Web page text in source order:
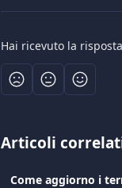
Hai ricevuto la
Articoli
Come aggiorno i